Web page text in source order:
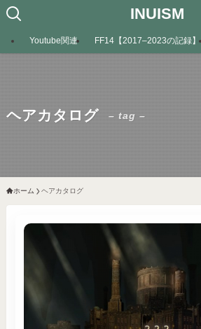
INUISM
Youtube関連 FF14【2017–2023の記録】
ヘアカタログ – tag –
ホーム ヘアカタログ